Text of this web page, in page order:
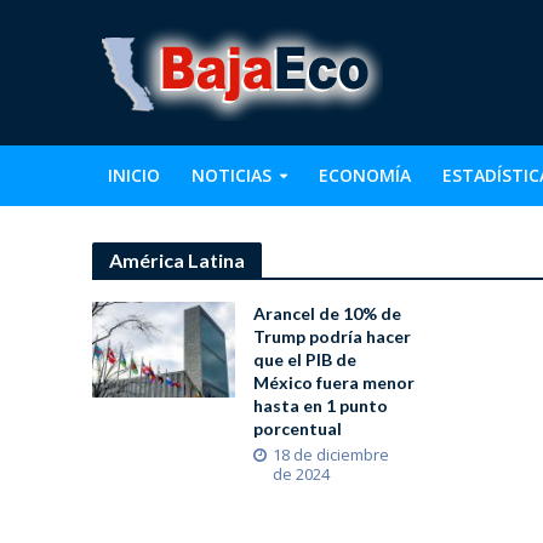
INICIO NOTICIAS ECONOMÍA
América Latina
Arancel de 10% de
Trump podría hacer
que el PIB de
México fuera menor
hasta en 1 punto
porcentual
18 de diciembre
de 2024